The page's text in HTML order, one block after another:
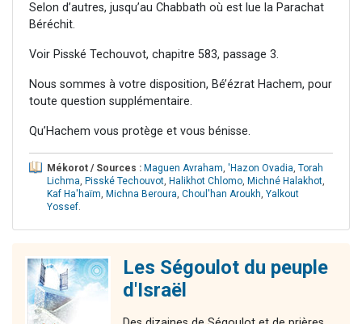
Selon d’autres, jusqu’au Chabbath où est lue la Parachat
Béréchit.
Voir Pisské Techouvot, chapitre 583, passage 3.
Nous sommes à votre disposition, Bé’ézrat Hachem, pour
toute question supplémentaire.
Qu’Hachem vous protège et vous bénisse.
Mékorot / Sources : Maguen Avraham, 'Hazon Ovadia, Torah
Lichma, Pisské Techouvot, Halikhot Chlomo, Michné Halakhot,
Kaf Ha'haïm, Michna Beroura, Choul'han Aroukh, Yalkout
Yossef.
Les Ségoulot du peuple
d'Israël